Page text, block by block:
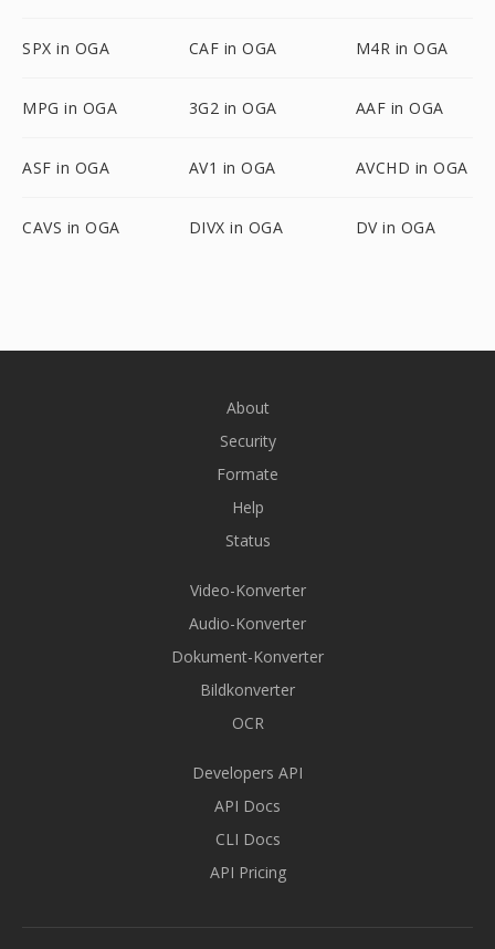
SPX in OGA CAF in OGA M4R in OGA
MPG in OGA 3G2 in OGA AAF in OGA
ASF in OGA AV1 in OGA AVCHD in OGA
CAVS in OGA DIVX in OGA DV in OGA
About
Security
Formate
Help
Status
Video-Konverter
Audio-Konverter
Dokument-Konverter
Bildkonverter
OCR
Developers API
API Docs
CLI Docs
API Pricing